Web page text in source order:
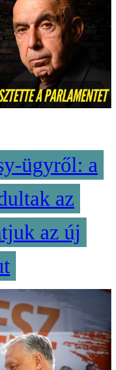
ügyről: a
az
az új